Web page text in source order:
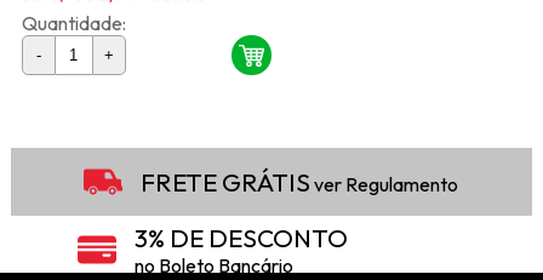
Quantidade:
- +
FRETE GRÁTIS ver Regulamento
3% DE DESCONTO
no Boleto Bancário